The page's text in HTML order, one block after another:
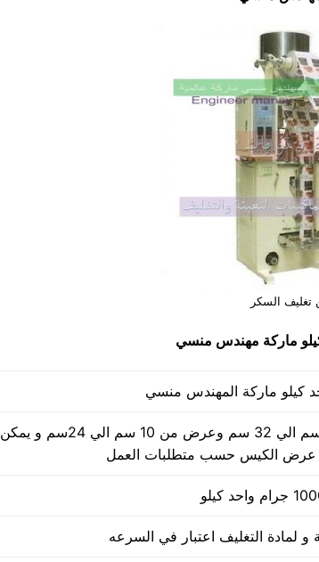
تغليف السكر
طول الكيس من 10 سم الي 32 سم وعرض من 10 سم الي 24سم و يمكن
عرض الكيس حسب متطلبات العمل